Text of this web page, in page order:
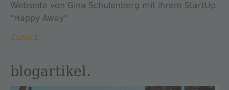
Webseite von Gina Schulenberg mit ihrem StartUp
"Happy Away"
Zurück
blogartikel.